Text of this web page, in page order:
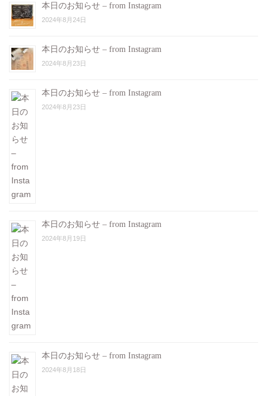
本日のお知らせ – from Instagram
2024年8月24日
本日のお知らせ – from Instagram
2024年8月23日
本日のお知らせ – from Instagram
2024年8月23日
本日のお知らせ – from Instagram
2024年8月19日
本日のお知らせ – from Instagram
2024年8月18日